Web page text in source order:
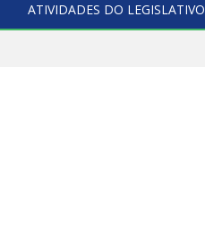
ATIVIDADES DO LEGISLATIVO